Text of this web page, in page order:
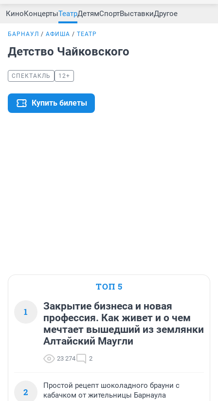
КиноКонцертыТеатрДетямСпортВыставкиДругое
БАРНАУЛ АФИША ТЕАТР
Детство Чайковского
СПЕКТАКЛЬ 12+
Купить билеты
ТОП 5
1
Закрытие бизнеса и новая
профессия. Как живет и о чем
мечтает вышедший из землянки
Алтайский Маугли
23 274 2
2
Простой рецепт шоколадного брауни с
кабачком от жительницы Барнаула